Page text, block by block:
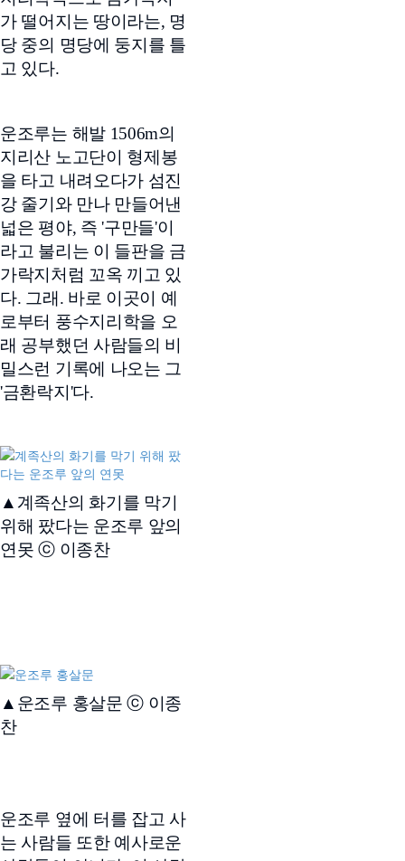
가 떨어지는 땅이라는, 명
당 중의 명당에 둥지를 틀
고 있다.
운조루는 해발 1506m의
지리산 노고단이 형제봉
을 타고 내려오다가 섬진
강 줄기와 만나 만들어낸
넓은 평야, 즉 '구만들'이
라고 불리는 이 들판을 금
가락지처럼 꼬옥 끼고 있
다. 그래. 바로 이곳이 예
로부터 풍수지리학을 오
래 공부했던 사람들의 비
밀스런 기록에 나오는 그
'금환락지'다.
▲계족산의 화기를 막기
위해 팠다는 운조루 앞의
연못 ⓒ 이종찬
▲운조루 홍살문 ⓒ 이종
찬
운조루 옆에 터를 잡고 사
는 사람들 또한 예사로운